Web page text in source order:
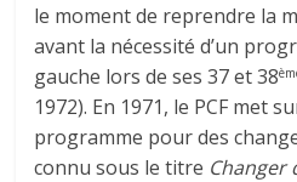
le moment de reprendre la
avant la nécessité d’un
gauche lors de ses 37 et 38
1972). En 1971, le PCF met
programme pour des
connu sous le titre Changer